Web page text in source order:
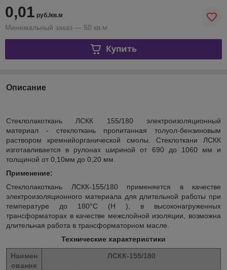
0,01 руб./кв.м
Минимальный заказ — 50 кв.м
Купить
Описание
Стеклолакоткань ЛСКК 155/180 электроизоляционный
материал - стеклоткань пропитанная толуол-бензиновым
раствором кремнийорганической смолы. Стеклоткани ЛСКК
изготавливается в рулонах шириной от 690 до 1060 мм и
толщиной от 0,10мм до 0,20 мм.
Применение:
Стеклолакоткань ЛСКК-155/180 применяется в качестве
электроизоляционного материала для длительной работы при
температуре до 180°С (Н ), в высоконагруженных
трансформаторах в качестве межслойной изоляции, возможна
длительная работа в трансформаторном масле.
Технические характеристики
Наимен
ование
ЛСКК-155/180